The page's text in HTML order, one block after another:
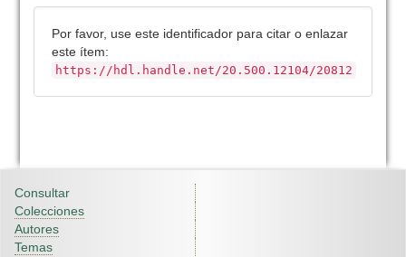
Por favor, use este identificador para citar o enlazar
este ítem:
https://hdl.handle.net/20.500.12104/20812
Consultar
Colecciones
Autores
Temas